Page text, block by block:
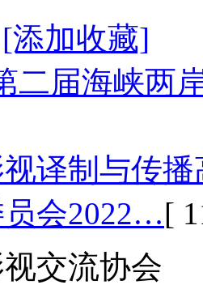
[添加收藏]
二届海峡两
译制与传
会2022…[
交流协会